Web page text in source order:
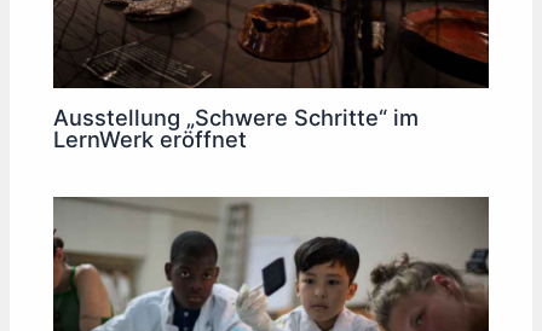
Ausstellung „Schwere Schritte“ im
LernWerk eröffnet